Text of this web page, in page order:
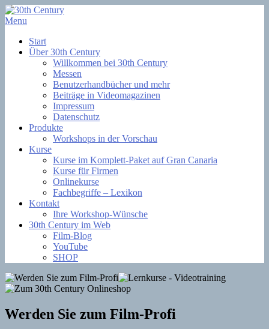
Skip
to
30th Century
Menu
Start
Über 30th Century
Willkommen bei 30th Century
Messen
Benutzerhandbücher und mehr
Beiträge in Videomagazinen
Impressum
Datenschutz
Produkte
Workshops in der Vorschau
Kurse
Kurse im Komplett-Paket auf Gran Canaria
Kurse für Firmen
Onlinekurse
Fachbegriffe – Lexikon
Kontakt
Ihre Workshop-Wünsche
30th Century im Web
Film-Blog
YouTube
SHOP
Werden Sie zum Film-Profi